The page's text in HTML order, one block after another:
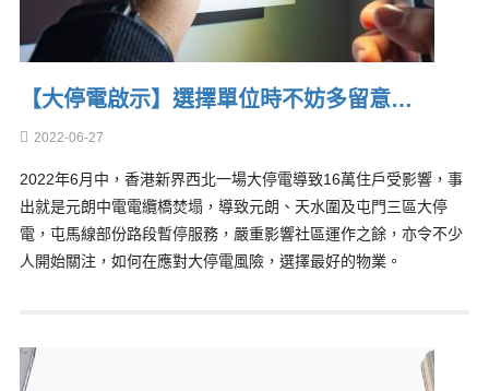
【大停電啟示】選擇單位時不妨多留意…
2022-06-27
2022年6月中，香港新界西北一場大停電導致16萬住戶受影響，事
出就是元朗中電電纜橋焚塌，導致元朗、天水圍及屯門三區大停
電，屯馬線部份路段暫停服務，嚴重影響社區運作之餘，亦令不少
人開始關注，如何在應對大停電風險，選擇最好的物業。